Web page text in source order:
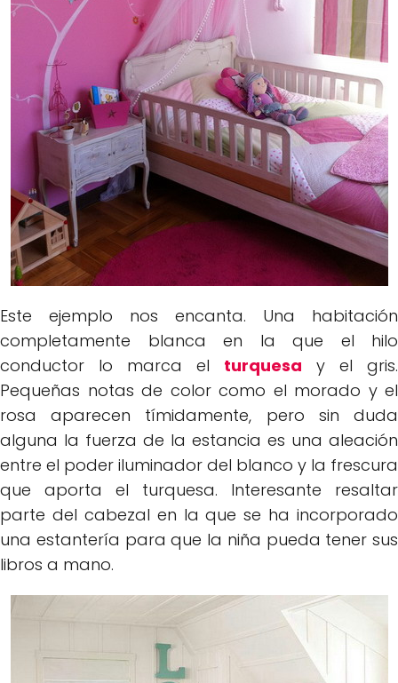
Este ejemplo nos encanta. Una habitación
completamente blanca en la que el hilo
conductor lo marca el turquesa y el gris.
Pequeñas notas de color como el morado y el
rosa aparecen tímidamente, pero sin duda
alguna la fuerza de la estancia es una aleación
entre el poder iluminador del blanco y la frescura
que aporta el turquesa. Interesante resaltar
parte del cabezal en la que se ha incorporado
una estantería para que la niña pueda tener sus
libros a mano.